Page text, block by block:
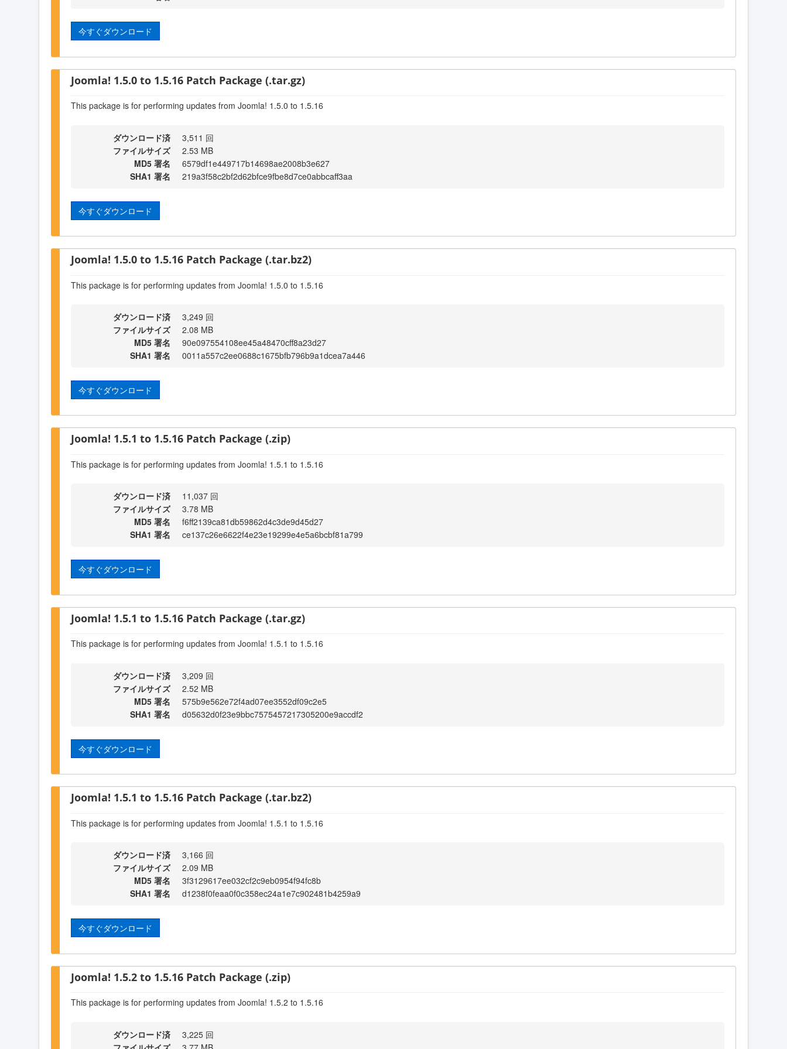
今すぐダウンロード
Joomla! 1.5.0 to 1.5.16 Patch Package (.tar.gz)
This package is for performing updates from Joomla! 1.5.0 to 1.5.16
ダウンロード済
3,511 回
ファイルサイズ
2.53 MB
MD5 署名
6579df1e449717b14698ae2008b3e627
SHA1 署名
219a3f58c2bf2d62bfce9fbe8d7ce0abbcaff3aa
今すぐダウンロード
Joomla! 1.5.0 to 1.5.16 Patch Package (.tar.bz2)
This package is for performing updates from Joomla! 1.5.0 to 1.5.16
ダウンロード済
3,249 回
ファイルサイズ
2.08 MB
MD5 署名
90e097554108ee45a48470cff8a23d27
SHA1 署名
0011a557c2ee0688c1675bfb796b9a1dcea7a446
今すぐダウンロード
Joomla! 1.5.1 to 1.5.16 Patch Package (.zip)
This package is for performing updates from Joomla! 1.5.1 to 1.5.16
ダウンロード済
11,037 回
ファイルサイズ
3.78 MB
MD5 署名
f6ff2139ca81db59862d4c3de9d45d27
SHA1 署名
ce137c26e6622f4e23e19299e4e5a6bcbf81a799
今すぐダウンロード
Joomla! 1.5.1 to 1.5.16 Patch Package (.tar.gz)
This package is for performing updates from Joomla! 1.5.1 to 1.5.16
ダウンロード済
3,209 回
ファイルサイズ
2.52 MB
MD5 署名
575b9e562e72f4ad07ee3552df09c2e5
SHA1 署名
d05632d0f23e9bbc7575457217305200e9accdf2
今すぐダウンロード
Joomla! 1.5.1 to 1.5.16 Patch Package (.tar.bz2)
This package is for performing updates from Joomla! 1.5.1 to 1.5.16
ダウンロード済
3,166 回
ファイルサイズ
2.09 MB
MD5 署名
3f3129617ee032cf2c9eb0954f94fc8b
SHA1 署名
d1238f0feaa0f0c358ec24a1e7c902481b4259a9
今すぐダウンロード
Joomla! 1.5.2 to 1.5.16 Patch Package (.zip)
This package is for performing updates from Joomla! 1.5.2 to 1.5.16
ダウンロード済
3,225 回